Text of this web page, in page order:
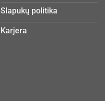
Slapukų politika
Karjera